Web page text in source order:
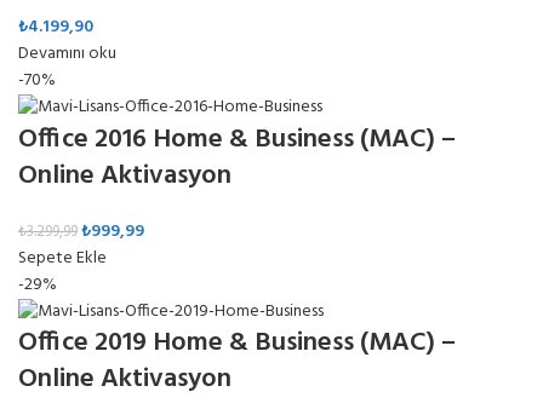
₺4.199,90
Devamını oku
-70%
Office 2016 Home & Business (MAC) –
Online Aktivasyon
₺3.299,99₺999,99
Sepete Ekle
-29%
Office 2019 Home & Business (MAC) –
Online Aktivasyon